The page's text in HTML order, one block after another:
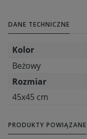
DANE TECHNICZNE
Kolor
Beżowy
Rozmiar
45x45 cm
PRODUKTY POWIĄZANE